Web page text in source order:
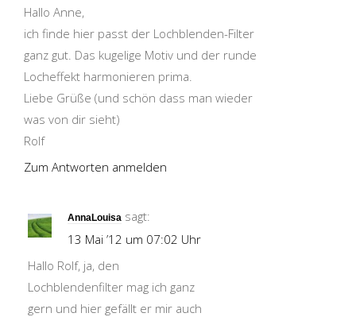
Hallo Anne,
ich finde hier passt der Lochblenden-Filter
ganz gut. Das kugelige Motiv und der runde
Locheffekt harmonieren prima.
Liebe Grüße (und schön dass man wieder
was von dir sieht)
Rolf
Zum Antworten anmelden
AnnaLouisa sagt:
13 Mai ’12 um 07:02 Uhr
Hallo Rolf, ja, den
Lochblendenfilter mag ich ganz
gern und hier gefällt er mir auch